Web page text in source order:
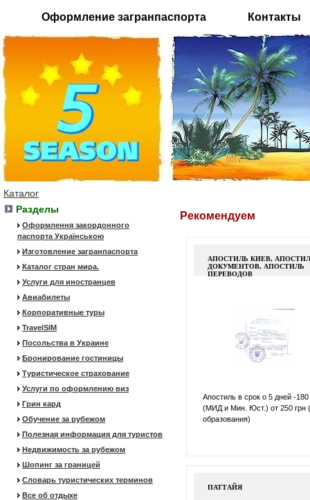
Оформление загранпаспорта Контакты
Каталог
Разделы
Оформлення закордонного
паспорта Українською
Изготовление загранпаспорта
Каталог стран мира.
Услуги для иностранцев
Авиабилеты
Корпоративные туры
TravelSIM
Посольства в Украине
Бронирование гостиницы
Туристическое страхование
Услуги по оформлению виз
Грин кард
Обучение за рубежом
Полезная информация для туристов
Недвижимость за рубежом
Шопинг за границей
Словарь туристических терминов
Все об отдыхе
Рекомендуем
АПОСТИЛЬ КИЕВ,
ДОКУМЕНТОВ, АПОСТИЛЬ
ПЕРЕВОДОВ
Апостиль в срок о 5 дней -180
(МИД и Мин. Юст.) от 250 грн
образования)
ПАТТАЙЯ